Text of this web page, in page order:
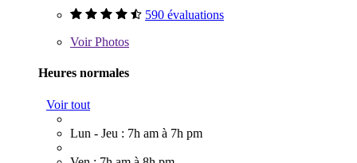
590 évaluations
VoirPhotos
Heures normales
Voir tout
Lun - Jeu : 7h am à 7h pm